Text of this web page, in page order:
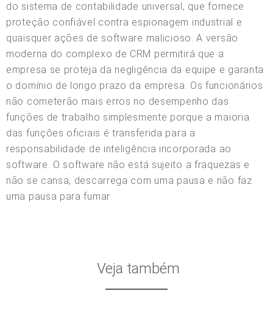
do sistema de contabilidade universal, que fornece
proteção confiável contra espionagem industrial e
quaisquer ações de software malicioso. A versão
moderna do complexo de CRM permitirá que a
empresa se proteja da negligência da equipe e garanta
o domínio de longo prazo da empresa. Os funcionários
não cometerão mais erros no desempenho das
funções de trabalho simplesmente porque a maioria
das funções oficiais é transferida para a
responsabilidade de inteligência incorporada ao
software. O software não está sujeito a fraquezas e
não se cansa, descarrega com uma pausa e não faz
uma pausa para fumar.
Veja também